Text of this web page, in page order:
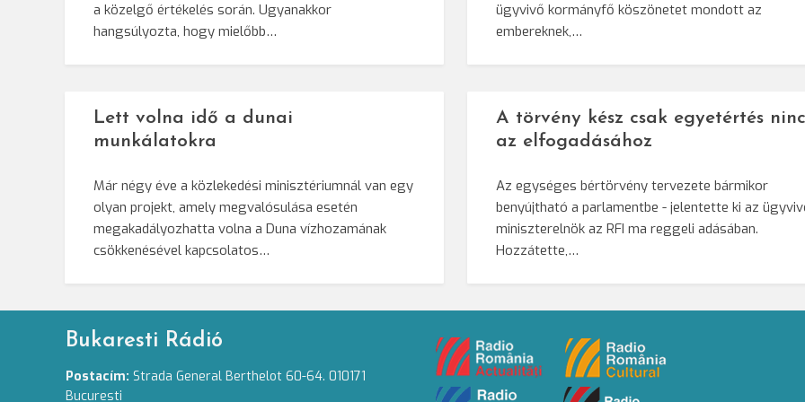
a közelgő értékelés során. Ugyanakkor
hangsúlyozta, hogy mielőbb…
ügyvivő kormányfő köszönetet mondott az
embereknek,…
Lett volna idő a dunai
munkálatokra
Már négy éve a közlekedési minisztériumnál van egy
olyan projekt, amely megvalósulása esetén
megakadályozhatta volna a Duna vízhozamának
csökkenésével kapcsolatos…
A törvény kész csak egyetértés
az elfogadásához
Az egységes bértörvény tervezete bármikor
benyújtható a parlamentbe - jelentette ki az
miniszterelnök az RFI ma reggeli adásában.
Hozzátette,…
Bukaresti Rádió
Postacím: Strada General Berthelot 60-64. 010171
Bucuresti